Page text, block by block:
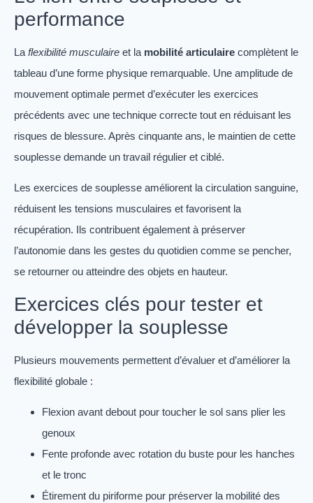
performance
La flexibilité musculaire et la mobilité articulaire complètent le
tableau d’une forme physique remarquable. Une amplitude de
mouvement optimale permet d’exécuter les exercices
précédents avec une technique correcte tout en réduisant les
risques de blessure. Après cinquante ans, le maintien de cette
souplesse demande un travail régulier et ciblé.
Les exercices de souplesse améliorent la circulation sanguine,
réduisent les tensions musculaires et favorisent la
récupération. Ils contribuent également à préserver
l’autonomie dans les gestes du quotidien comme se pencher,
se retourner ou atteindre des objets en hauteur.
Exercices clés pour tester et
développer la souplesse
Plusieurs mouvements permettent d’évaluer et d’améliorer la
flexibilité globale :
Flexion avant debout pour toucher le sol sans plier les
genoux
Fente profonde avec rotation du buste pour les hanches
et le tronc
Étirement du piriforme pour préserver la mobilité des